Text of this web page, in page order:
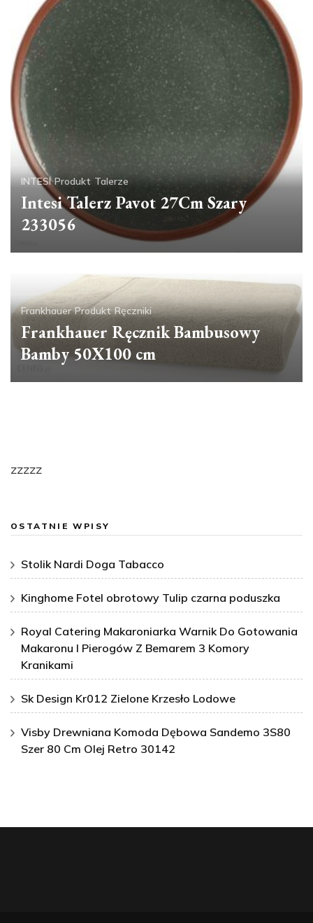
INTESI Produkt Talerze
Intesi Talerz Pavot 27Cm Szary
233056
Frankhauer Produkt Ręczniki
Frankhauer Ręcznik Bambusowy
Bamby 50X100 cm
zzzzz
OSTATNIE WPISY
Stolik Nardi Doga Tabacco
Kinghome Fotel obrotowy Tulip czarna poduszka
Royal Catering Makaroniarka Warnik Do Gotowania
Makaronu I Pierogów Z Bemarem 3 Komory
Kranikami
Sk Design Kr012 Zielone Krzesło Lodowe
Visby Drewniana Komoda Dębowa Sandemo 3S80
Szer 80 Cm Olej Retro 30142